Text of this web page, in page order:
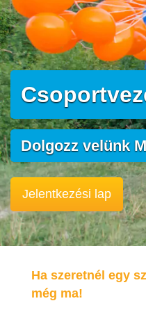
Dolgozz velünk
Jelentkezési lap
Ha szeretnél egy
még ma!